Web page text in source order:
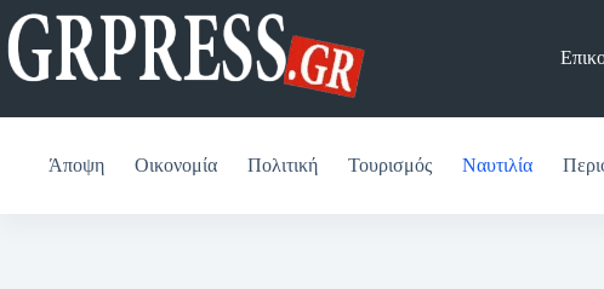
Μετάβαση
στο
περιεχόμενο
Άποψη Οικονομία Πολιτική Τουρισμός Ναυτιλία